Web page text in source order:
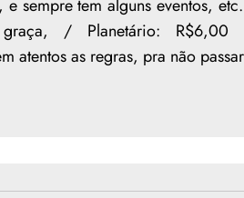
sempre tem alguns eventos,
/ Planetário:
atentos as regras, pra não